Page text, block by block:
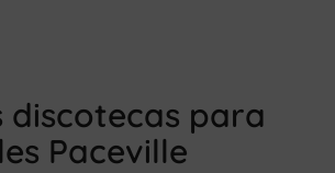
discotecas para
Paceville